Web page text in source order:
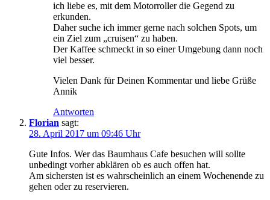
ich liebe es, mit dem Motorroller die Gegend zu
erkunden.
Daher suche ich immer gerne nach solchen Spots, um
ein Ziel zum „cruisen“ zu haben.
Der Kaffee schmeckt in so einer Umgebung dann noch
viel besser.
Vielen Dank für Deinen Kommentar und liebe Grüße
Annik
Antworten
Florian sagt:
28. April 2017 um 09:46 Uhr
Gute Infos. Wer das Baumhaus Cafe besuchen will sollte
unbedingt vorher abklären ob es auch offen hat.
Am sichersten ist es wahrscheinlich an einem Wochenende zu
gehen oder zu reservieren.